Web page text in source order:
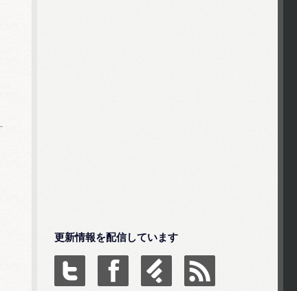
更新情報を配信しています